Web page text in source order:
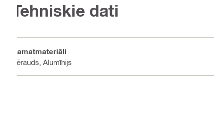
Tehniskie dati
Pamatmateriāli
Tērauds, Alumīnijs